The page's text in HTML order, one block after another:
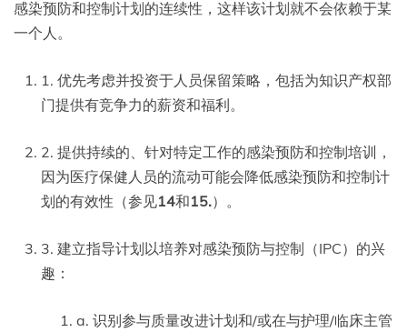
感染预防和控制计划的连续性，这样该计划就不会依赖于某
一个人。
1. 优先考虑并投资于人员保留策略，包括为知识产权部
门提供有竞争力的薪资和福利。
2. 提供持续的、针对特定工作的感染预防和控制培训，
因为医疗保健人员的流动可能会降低感染预防和控制计
划的有效性（参见14和15.）。
3. 建立指导计划以培养对感染预防与控制（IPC）的兴
趣：
a. 识别参与质量改进计划和/或在与护理/临床主管